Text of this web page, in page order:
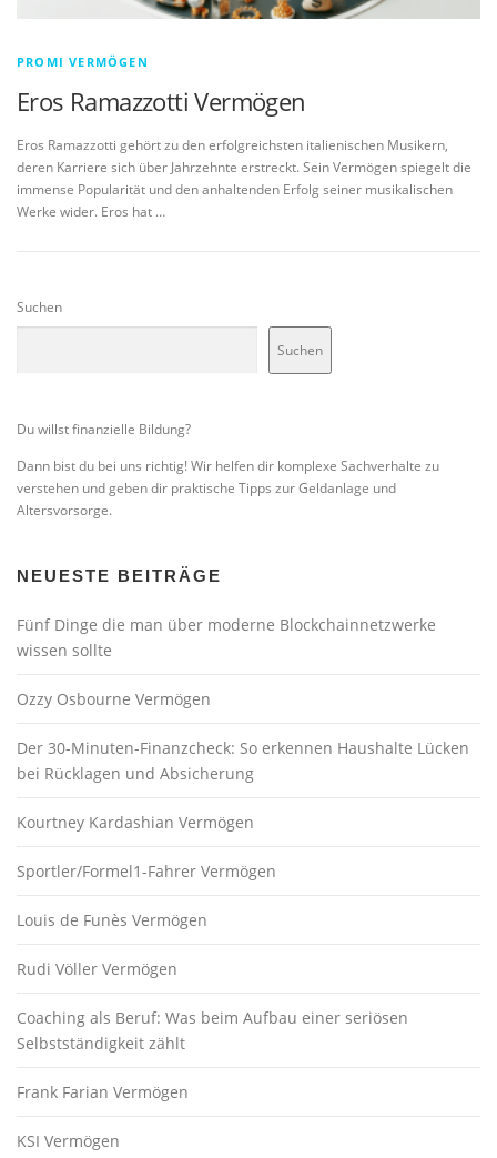
PROMI VERMÖGEN
Eros Ramazzotti Vermögen
Eros Ramazzotti gehört zu den erfolgreichsten italienischen Musikern,
deren Karriere sich über Jahrzehnte erstreckt. Sein Vermögen spiegelt die
immense Popularität und den anhaltenden Erfolg seiner musikalischen
Werke wider. Eros hat …
Suchen
Suchen
Du willst finanzielle Bildung?
Dann bist du bei uns richtig! Wir helfen dir komplexe Sachverhalte zu
verstehen und geben dir praktische Tipps zur Geldanlage und
Altersvorsorge.
NEUESTE BEITRÄGE
Fünf Dinge die man über moderne Blockchainnetzwerke
wissen sollte
Ozzy Osbourne Vermögen
Der 30-Minuten-Finanzcheck: So erkennen Haushalte Lücken
bei Rücklagen und Absicherung
Kourtney Kardashian Vermögen
Sportler/Formel1-Fahrer Vermögen
Louis de Funès Vermögen
Rudi Völler Vermögen
Coaching als Beruf: Was beim Aufbau einer seriösen
Selbstständigkeit zählt
Frank Farian Vermögen
KSI Vermögen